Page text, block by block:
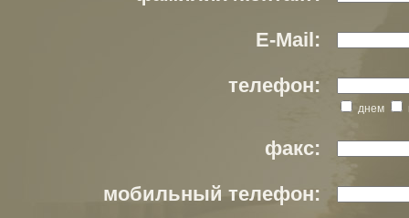
E-Mail:
телефон:
днем
факс:
мобильный телефон: